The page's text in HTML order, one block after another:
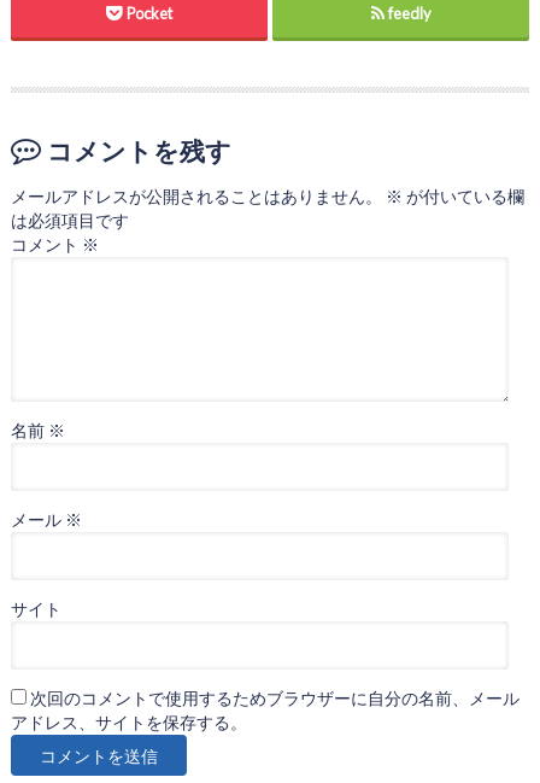
Pocket feedly
コメントを残す
メールアドレスが公開されることはありません。 ※ が付いている欄
は必須項目です
コメント ※
名前 ※
メール ※
サイト
次回のコメントで使用するためブラウザーに自分の名前、メール
アドレス、サイトを保存する。